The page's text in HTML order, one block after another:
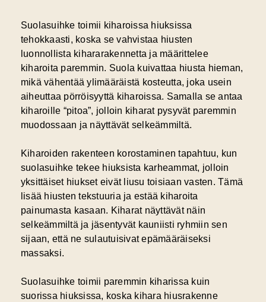
Suolasuihke toimii kiharoissa hiuksissa
tehokkaasti, koska se vahvistaa hiusten
luonnollista kihararakennetta ja määrittelee
kiharoita paremmin. Suola kuivattaa hiusta hieman,
mikä vähentää ylimääräistä kosteutta, joka usein
aiheuttaa pörröisyyttä kiharoissa. Samalla se antaa
kiharoille “pitoa”, jolloin kiharat pysyvät paremmin
muodossaan ja näyttävät selkeämmiltä.
Kiharoiden rakenteen korostaminen tapahtuu, kun
suolasuihke tekee hiuksista karheammat, jolloin
yksittäiset hiukset eivät liusu toisiaan vasten. Tämä
lisää hiusten tekstuuria ja estää kiharoita
painumasta kasaan. Kiharat näyttävät näin
selkeämmiltä ja jäsentyvät kauniisti ryhmiin sen
sijaan, että ne sulautuisivat epämääräiseksi
massaksi.
Suolasuihke toimii paremmin kiharissa kuin
suorissa hiuksissa, koska kihara hiusrakenne